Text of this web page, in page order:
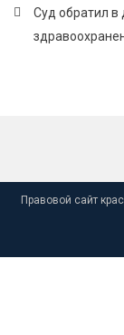
Суд обратил в
Правовой сайт